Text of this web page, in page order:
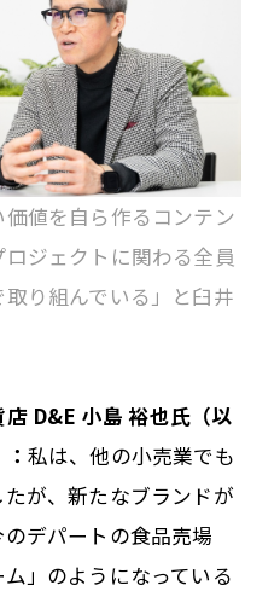
価値を自ら作るコンテン
ジェクトに関わる全員
り組んでいる」と臼井
D&E 小島 裕也氏（以
私は、他の小売業でも
が、新たなブランドが
デパートの食品売場
」のようになっている